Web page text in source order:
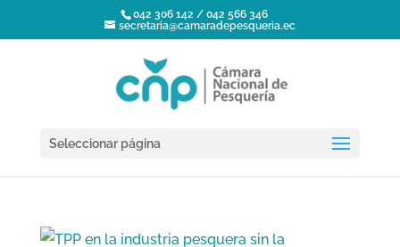
042 306 142 / 042 566 346
secretaria@camaradepesqueria.ec
Seleccionar página